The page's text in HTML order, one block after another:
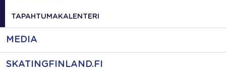
TAPAHTUMAKALENTERI
MEDIA
SKATINGFINLAND.FI